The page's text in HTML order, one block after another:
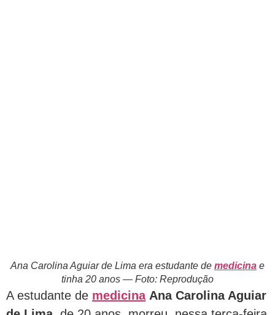
Ana Carolina Aguiar de Lima era estudante de medicina e
tinha 20 anos — Foto: Reprodução
A estudante de medicina Ana Carolina Aguiar